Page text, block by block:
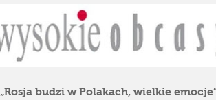
„Rosja budzi w Polakach, wielkie